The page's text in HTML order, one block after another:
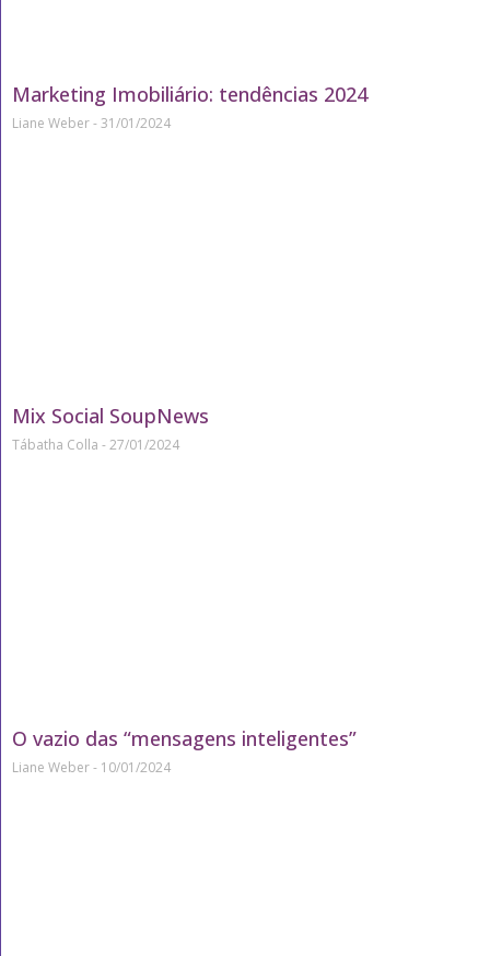
Marketing Imobiliário: tendências 2024
Liane Weber 31/01/2024
Mix Social SoupNews
Tábatha Colla 27/01/2024
O vazio das “mensagens inteligentes”
Liane Weber 10/01/2024